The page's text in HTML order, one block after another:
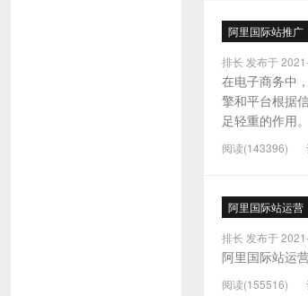
阿里国际站推广
排长 发布于
在电子商务中
擎和平台根据
足轻重的作用
阅读(143396)
阿里国际站运营
排长 发布于
阿里国际站运
阅读(155516)